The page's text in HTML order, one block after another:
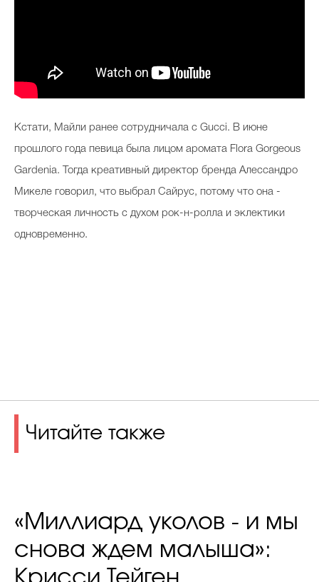
Кстати, Майли ранее сотрудничала с Gucci. В июне
прошлого года певица была лицом аромата Flora Gorgeous
Gardenia. Тогда креативный директор бренда Алессандро
Микеле говорил, что выбрал Сайрус, потому что она -
творческая личность с духом рок-н-ролла и эклектики
одновременно.
Читайте также
«Миллиард уколов - и мы
снова ждем малыша»: